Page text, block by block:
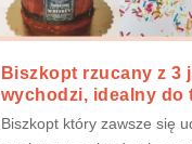
Biszkopt rzucany z 3
wychodzi, idealny do
Biszkopt który zawsze się